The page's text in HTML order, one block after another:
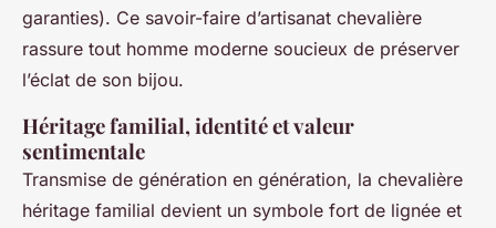
garanties). Ce savoir-faire d’artisanat chevalière
rassure tout homme moderne soucieux de préserver
l’éclat de son bijou.
Héritage familial, identité et valeur
sentimentale
Transmise de génération en génération, la chevalière
héritage familial devient un symbole fort de lignée et